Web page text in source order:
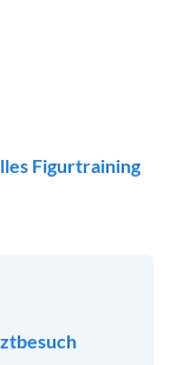
Figurtraining